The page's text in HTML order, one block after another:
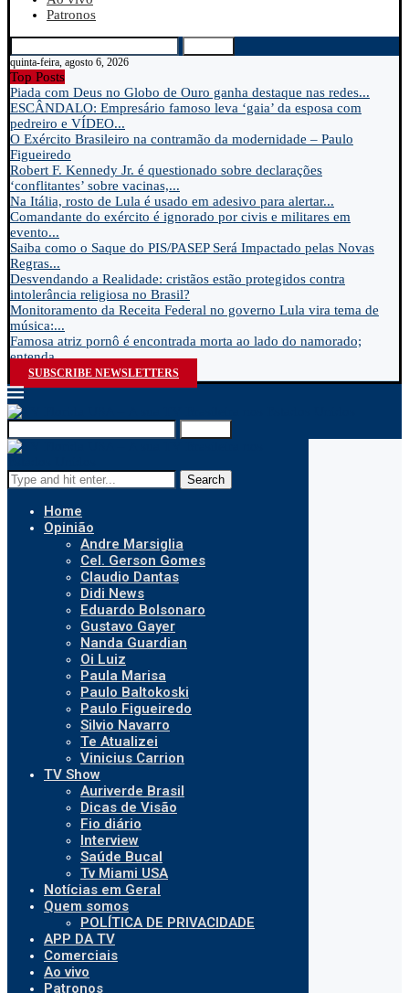
Patronos
quinta-feira, agosto 6, 2026
Top Posts
Piada com Deus no Globo de Ouro ganha destaque nas redes...
ESCÂNDALO: Empresário famoso leva ‘gaia’ da esposa com
pedreiro e VÍDEO...
O Exército Brasileiro na contramão da modernidade – Paulo
Figueiredo
Robert F. Kennedy Jr. é questionado sobre declarações
‘conflitantes’ sobre vacinas,...
Na Itália, rosto de Lula é usado em adesivo para alertar...
Comandante do exército é ignorado por civis e militares em
evento...
Saiba como o Saque do PIS/PASEP Será Impactado pelas Novas
Regras...
Desvendando a Realidade: cristãos estão protegidos contra
intolerância religiosa no Brasil?
Monitoramento da Receita Federal no governo Lula vira tema de
música:...
Famosa atriz pornô é encontrada morta ao lado do namorado;
entenda...
SUBSCRIBE NEWSLETTERS
Search
Home
Opinião
Andre Marsiglia
Cel. Gerson Gomes
Claudio Dantas
Didi News
Eduardo Bolsonaro
Gustavo Gayer
Nanda Guardian
Oi Luiz
Paula Marisa
Paulo Baltokoski
Paulo Figueiredo
Silvio Navarro
Te Atualizei
Vinicius Carrion
TV Show
Auriverde Brasil
Dicas de Visão
Fio diário
Interview
Saúde Bucal
Tv Miami USA
Notícias em Geral
Quem somos
POLÍTICA DE PRIVACIDADE
APP DA TV
Comerciais
Ao vivo
Patronos